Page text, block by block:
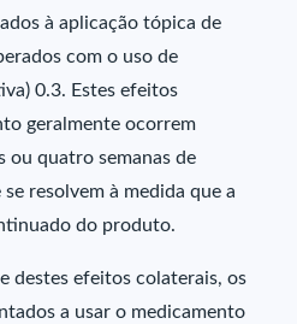
à aplicação tópica de
com o uso de
0.3. Estes efeitos
geralmente ocorrem
ou quatro semanas de
resolvem à medida que a
do produto.
destes efeitos colaterais, os
a usar o medicamento